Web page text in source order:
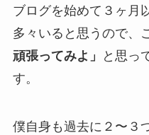
ブログを始めて ３ヶ月
多々いる と思うので、
頑張ってみよ」
と思っ
す。
僕自身も過去に２〜３